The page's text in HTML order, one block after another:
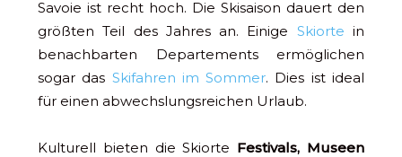
Savoie ist recht hoch. Die Skisaison dauert den
größten Teil des Jahres an. Einige Skiorte in
benachbarten Departements ermöglichen
sogar das Skifahren im Sommer. Dies ist ideal
für einen abwechslungsreichen Urlaub.
Kulturell bieten die Skiorte Festivals, Museen